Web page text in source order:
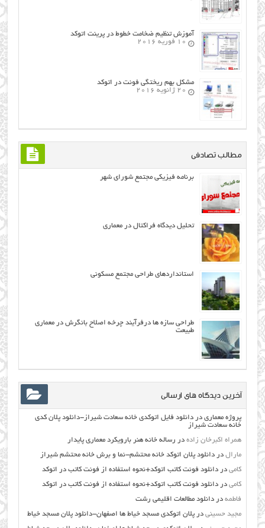
آموزش تنظیم ضخامت خطوط در پرینت اتوکد
10 فوریه 2016
مشکل بهم ریختگی فونت در اتوکد
20 ژانویه 2016
مطالب تصادفی
برنامه فیزیکی مجتمع شورای شهر
تحلیل دیدگاه فراكتال در معماری
استانداردهای طراحی مجتمع مسکونی
طراحي سازه ها درفرآیند چرخه اصلاح بانگرش در معماری
طبیعت
آخرین دیدگاه های ارسالی
پروژه معماری دردانلود فایل اتوکدی خانه سعادت شیراز-دانلود پلان کدی
خانه سعادت شیراز
همراه اکبرخان زاده در رساله خانه هنر بارویکرد معماری پایدار
مارال دردانلود پلان اتوکد خانه محتشم-نما و برش خانه محتشم شیراز
کامی دردانلود فونت کاتب اتوکد+نحوه استفاده از فونت کاتب در اتوکد
کامی دردانلود فونت کاتب اتوکد+نحوه استفاده از فونت کاتب در اتوکد
فاطمه دردانلود مطالعات اقليمي رشت
مجید حسینی درپلان اتوکدی مسجد خیاط ها اصفهان-دانلود پلان مسجد خیاط